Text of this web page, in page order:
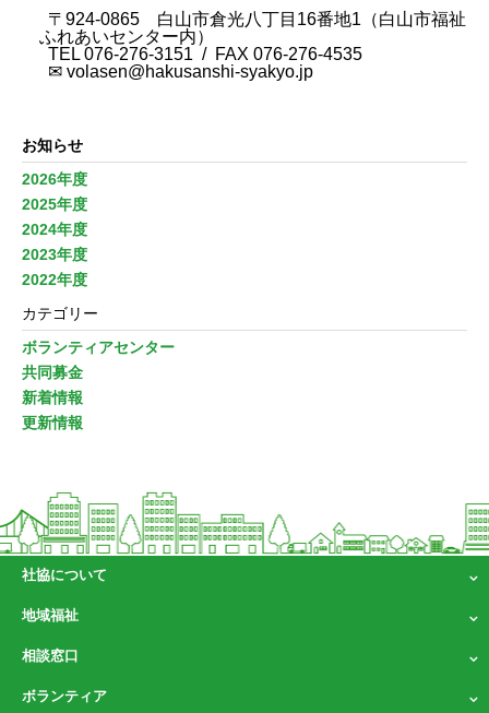
〒924-0865 白山市倉光八丁目16番地1（白山市福祉
ふれあいセンター内）
TEL 076-276-3151 / FAX 076-276-4535
✉ volasen@hakusanshi-syakyo.jp
お知らせ
2026年度
2025年度
2024年度
2023年度
2022年度
カテゴリー
ボランティアセンター
共同募金
新着情報
更新情報
社協について
地域福祉
相談窓口
ボランティア